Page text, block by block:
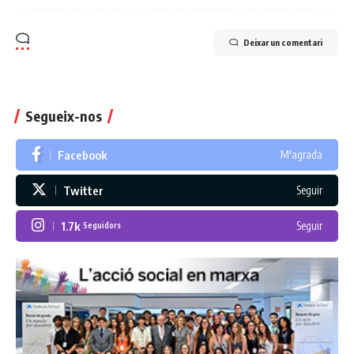
Deixar un comentari
Segueix-nos
Facebook M'agrada
Twitter Seguir
1.7k Seguidors Seguir